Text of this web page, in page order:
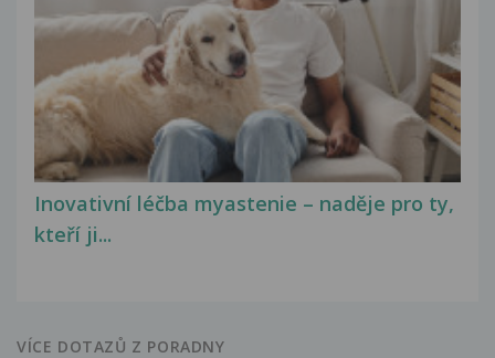
Inovativní léčba myastenie – naděje pro ty,
kteří ji...
VÍCE DOTAZŮ Z PORADNY